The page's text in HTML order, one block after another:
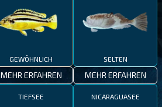
GEWÖHNLICH
MEHR ERFAHREN
SELTEN
MEHR ERFAHREN
TIEFSEE NICARAGUASEE